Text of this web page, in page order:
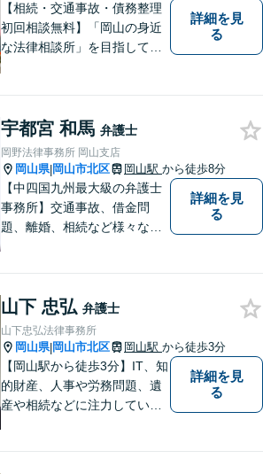
【相続・交通事故・債務整理
初回相談無料】「岡山の身近
な法律相談所」を目指してい
んなささいなことでも構いま
せん。お気軽にご相談くださ
い。【土曜日も受付可能】
【専用駐車場あり】
詳細を見
る
宇都宮 和馬 弁護士
岡野法律事務所 岡山支店
岡山県|岡山市北区 岡山駅 から徒歩8分
【中四国九州最大級の弁護士
事務所】交通事故、借金問
題、離婚、相続など様々な問
い！
詳細を見
る
山下 忠弘 弁護士
山下忠弘法律事務所
岡山県|岡山市北区 岡山駅 から徒歩3分
【岡山駅から徒歩3分】IT、知
的財産、人事や労務問題、遺
産や相続などに注力していま
詳細を見
る